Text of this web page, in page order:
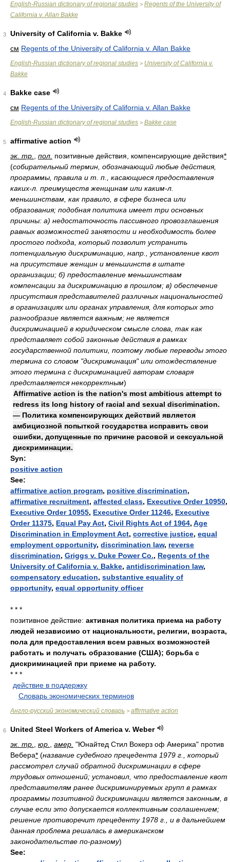
English-Russian dictionary of regional studies > Regents of the University of
California v. Allan Bakke
3
University of California v. Bakke
см Regents of the University of California v. Allan Bakke
English-Russian dictionary of regional studies > University of California v.
Bakke
4
Bakke case
см Regents of the University of California v. Allan Bakke
English-Russian dictionary of regional studies > Bakke case
5
affirmative action
эк. тр.
пол. позитивные действия, компенсирующие действия*
(собирательный термин, обозначающий любые действия,
программы, правила и т. п., касающиеся предоставления
каких-л. преимуществ женщинам или каким-л.
меньшинствам, как правило, в сфере бизнеса или
образования; подобная политика имеет три основных
причины: а) недостаточность пассивного провозглашения
равных возможностей занятости и необходимость более
простого подхода, который позволит устранить
потенциальную дискриминацию, напр., установление квот
на присутствие женщин и меньшинств в штате
организации; б) предоставление меньшинствам
компенсации за дискриминацию в прошлом; в) обеспечение
присутствия представителей различных национальностей
в организациях или органах управления, для которых это
разнообразие является важным; не является
дискриминацией в юридическом смысле слова, так как
представляет собой законные действия в рамках
государственной политики, поэтому любые переводы этого
термина со словом "дискриминация" или отождествление
этого термина с дискриминацией авторам словаря
представляется некорректным)
Affirmative action is the nation's most ambitious attempt to
redress its long history of racial and sexual discrimination.
— Политика компенсирующих действий является
амбициозной попыткой государства исправить свои
ошибки, допущенные по причине расовой и сексуальной
дискриминации.
Syn:
positive action
See:
affirmative action program, positive discrimination,
affirmative recruitment, affected class, Executive Order 10950,
Executive Order 10955, Executive Order 11246, Executive
Order 11375, Equal Pay Act, Civil Rights Act of 1964, Age
Discrimination in Employment Act, corrective justice, equal
employment opportunity, discrimination law, reverse
discrimination, Griggs v. Duke Power Co., Regents of the
University of California v. Bakke, antidiscrimination law,
compensatory education, substantive equality of
opportunity, equal opportunity officer
* * *
позитивное действие: активная политика приема на работу
людей независимо от национальности, религии, возраста,
пола для предоставления всем равных возможностей
работать и получать образование (США); борьба с
дискриминацией при приеме на работу.
* * *
действие в поддержку
Словарь экономических терминов
Англо-русский экономический словарь > affirmative action
6
United Steel Workers of America v. Weber
эк. тр.
юр. амер. "Юнайтед Стил Вокерз оф Америка" против
Вебера* (название судебного прецедента 1979 г., который
рассмотрел случай обратной дискриминации в сфере
трудовых отношений; установил, что предоставление квот
представителям ранее дискриминируемых групп в рамках
программы позитивной дискриминации является законным, в
случае если это допускается коллективным соглашением;
решение противоречит прецеденту 1978 г., и в дальнейшем
данная проблема решалась в американском
законодательстве по-разному)
See: